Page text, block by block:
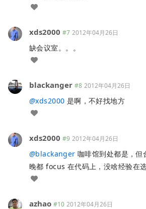
xds2000 #7 2012年04月26日
缺会议室。。。
blackanger #8 2012年04月26日
@xds2000 是啊，不好找地方
xds2000 #9 2012年04月26日
@blackanger 咖啡馆到处都是，但
晚都 focus 在代码上，没啥经验在选
azhao #10 2012年04月26日